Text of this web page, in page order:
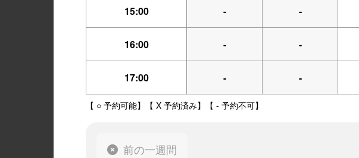
15:00 - -
16:00 - -
17:00 - -
【 ○ 予約可能】【 X 予約済み】【 - 予約不可】
前の一週間